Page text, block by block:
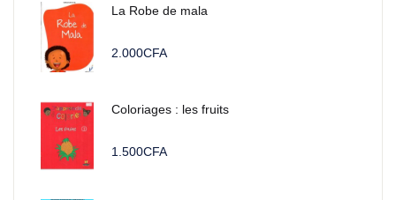
La Robe de mala
2.000CFA
Coloriages : les fruits
1.500CFA